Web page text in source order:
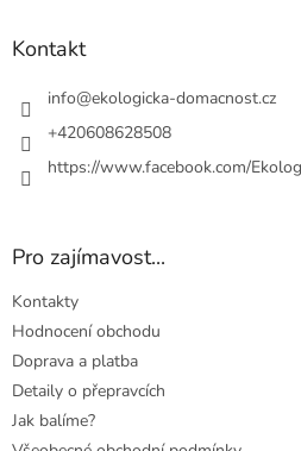
Kontakt
info@ekologicka-domacnost.cz
+420608628508
https://www.facebook.com/
Pro zajímavost...
Kontakty
Hodnocení obchodu
Doprava a platba
Detaily o přepravcích
Jak balíme?